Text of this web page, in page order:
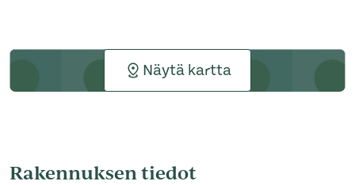
Näytä kartta
Rakennuksen tiedot